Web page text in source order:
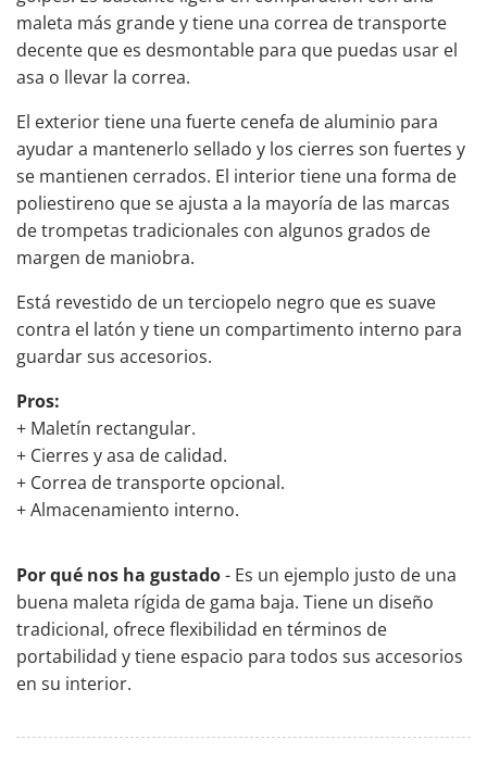
maleta más grande y tiene una correa de transporte
decente que es desmontable para que puedas usar el
asa o llevar la correa.
El exterior tiene una fuerte cenefa de aluminio para
ayudar a mantenerlo sellado y los cierres son fuertes y
se mantienen cerrados. El interior tiene una forma de
poliestireno que se ajusta a la mayoría de las marcas
de trompetas tradicionales con algunos grados de
margen de maniobra.
Está revestido de un terciopelo negro que es suave
contra el latón y tiene un compartimento interno para
guardar sus accesorios.
Pros:
+ Maletín rectangular.
+ Cierres y asa de calidad.
+ Correa de transporte opcional.
+ Almacenamiento interno.
Por qué nos ha gustado- Es un ejemplo justo de una
buena maleta rígida de gama baja. Tiene un diseño
tradicional, ofrece flexibilidad en términos de
portabilidad y tiene espacio para todos sus accesorios
en su interior.